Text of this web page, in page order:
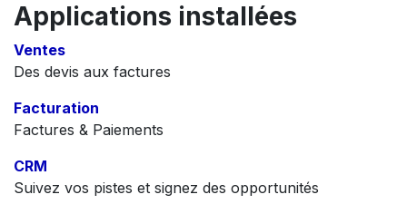
Applications installées
Ventes
Des devis aux factures
Facturation
Factures & Paiements
CRM
Suivez vos pistes et signez des opportunités